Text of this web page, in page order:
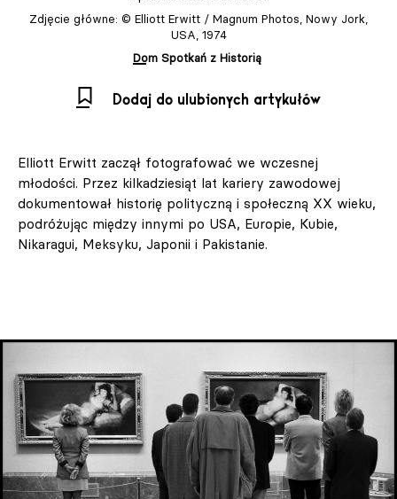
Zdjęcie główne: © Elliott Erwitt / Magnum Photos, Nowy Jork,
USA, 1974
Dom Spotkań z Historią
Dodaj do ulubionych artykułów
Elliott Erwitt zaczął fotografować we wczesnej
młodości. Przez kilkadziesiąt lat kariery zawodowej
dokumentował historię polityczną i społeczną XX wieku,
podróżując między innymi po USA, Europie, Kubie,
Nikaragui, Meksyku, Japonii i Pakistanie.